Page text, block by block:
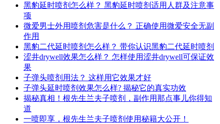
黑豹延时喷剂怎么样？ 黑豹延时喷剂适用人群及注意事
项
微爱男士外用喷剂危害是什么？ 正确使用微爱安全无副
作用
黑豹二代延时喷剂怎么样？ 带你认识黑豹二代延时喷剂
涩井drywell效果怎么样？ 怎样使用涩井drywell可保证效
果
子弹头喷剂用法？ 这样用它效果才好
子弹头延时喷剂效果怎么样? 揭秘它的真实功效
揭秘真相！根先生兰夫子喷剂，副作用那点事儿你得知
道
一喷即享，根先生兰夫子喷剂使用秘籍大公开！